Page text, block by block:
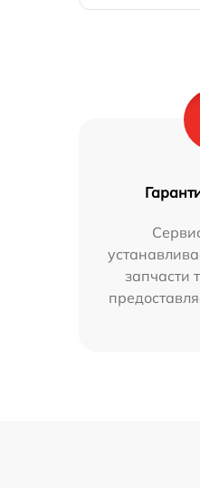
запчасти